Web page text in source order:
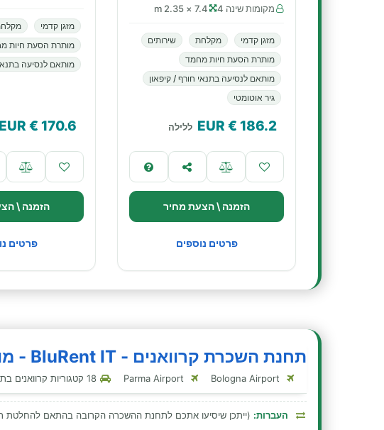
מקומות שינה 4 7.4 × 2.35 m
מזגן קדמי מקלחת
שירותים
מותרת הסעת חיות מחמד
מותאם לנסיעה בתנאי חורף / קיפאון
גיר אוטומטי
186.2
€ EUR ללילה
הזמנה \ הצעת מחיר
פרטים נוספים
מזגן קדמי
מותרת הסעת חיות
מותאם לנסיעה
170.6
€ EUR
הזמנה \
פרטים
תחנת השכרת קרוואנים - BluRent IT - מודנה - תחנת רכבת
העברות: (ייתכן שיסיעו אתכם לתחנת ההשכרה הקרובה בהתאם